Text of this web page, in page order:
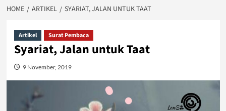
HOME ARTIKEL SYARIAT, JALAN UNTUK TAAT
Artikel Surat Pembaca
Syariat, Jalan untuk Taat
9 November, 2019